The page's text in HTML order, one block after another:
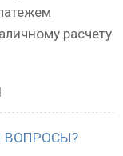
расчету
ВОПРОСЫ?